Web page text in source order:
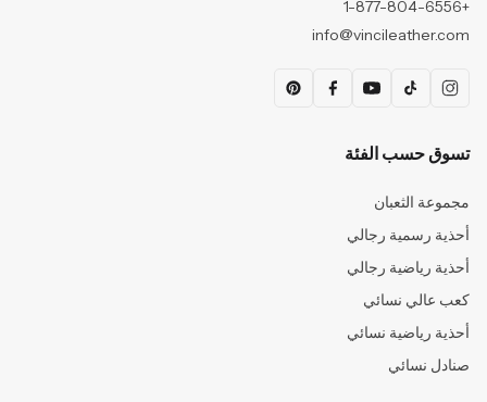
+1-877-804-6556
info@vincileather.com
تسوق حسب الفئة
مجموعة الثعبان
أحذية رسمية رجالي
أحذية رياضية رجالي
كعب عالي نسائي
أحذية رياضية نسائي
صنادل نسائي